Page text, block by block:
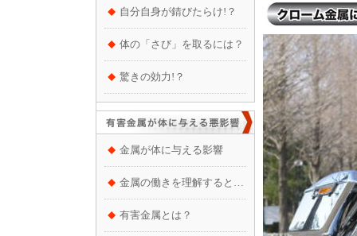
自分自身が錆びたらけ!？
体の「さび」を取るには？
驚きの効力!？
金属が体に与える影響
金属の働きを理解すると…
有害金属とは？